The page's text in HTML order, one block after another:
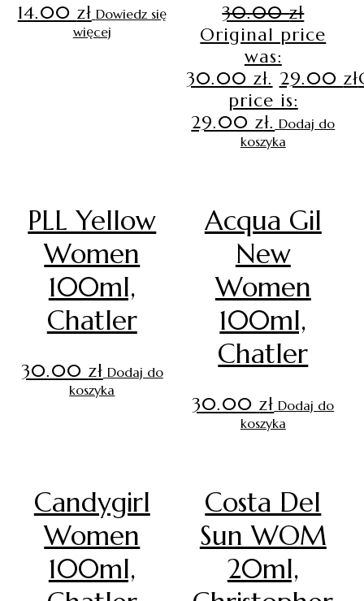
14.00 zł Dowiedz się
więcej
30.00zł
Original price
was:
30.00 zł. 29.00 zł
price is:
29.00 zł. Dodaj do
koszyka
PLL Yellow
Women
100ml,
Chatler
30.00 zł Dodaj do
koszyka
Acqua Gil
New
Women
100ml,
Chatler
30.00zł Dodaj do
koszyka
Candygirl
Women
100ml,
Costa Del
Sun WOM
20ml,